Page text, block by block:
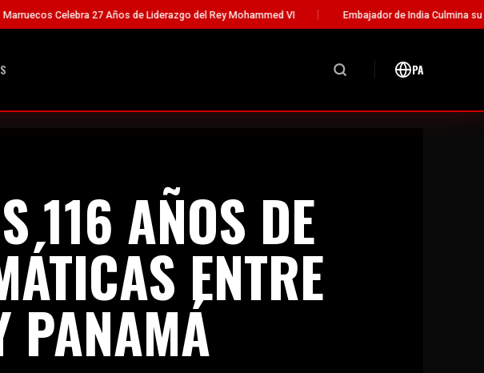
de Liderazgo del Rey Mohammed VI Embajador de India Culmina su Misión Diplomática en
PA
116 AÑOS DE
ENTRE
PANAMÁ